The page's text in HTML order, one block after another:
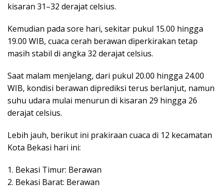
kisaran 31–32 derajat celsius.
Kemudian pada sore hari, sekitar pukul 15.00 hingga
19.00 WIB, cuaca cerah berawan diperkirakan tetap
masih stabil di angka 32 derajat celsius.
Saat malam menjelang, dari pukul 20.00 hingga 24.00
WIB, kondisi berawan diprediksi terus berlanjut, namun
suhu udara mulai menurun di kisaran 29 hingga 26
derajat celsius.
Lebih jauh, berikut ini prakiraan cuaca di 12 kecamatan
Kota Bekasi hari ini:
1. Bekasi Timur: Berawan
2. Bekasi Barat: Berawan